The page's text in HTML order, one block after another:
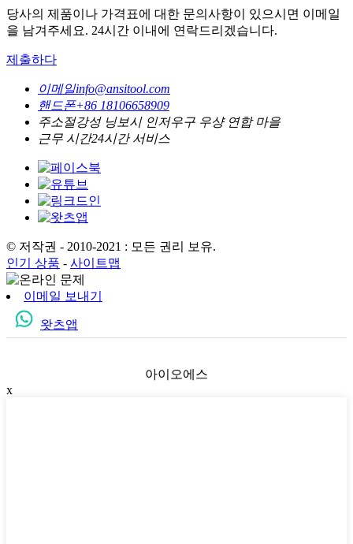
당사의 제품이나 가격표에 대한 문의사항이 있으시면 이메일
을 남겨주세요. 24시간 이내에 연락드리겠습니다.
제출하다
이메일info@ansitool.com
핸드폰+86 18106658909
주소절강성 닝보시 인저우구 우샹 연합 마을
근무 시간24시간 서비스
© 저작권 - 2010-2021 : 모든 권리 보유.
인기 상품 - 사이트맵
이메일 보내기
왓츠앱
아이오에스
x